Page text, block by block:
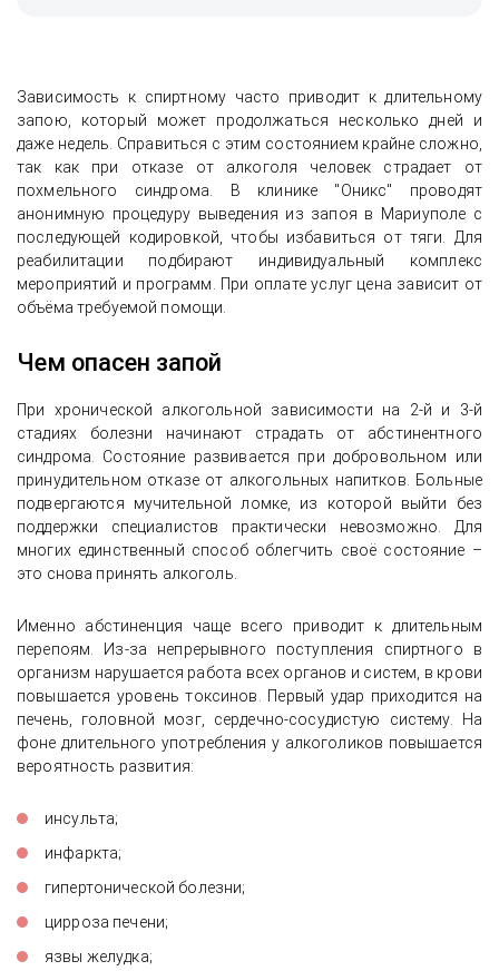
Зависимость к спиртному часто приводит к длительному
запою, который может продолжаться несколько дней и
даже недель. Справиться с этим состоянием крайне сложно,
так как при отказе от алкоголя человек страдает от
похмельного синдрома. В клинике "Оникс" проводят
анонимную процедуру выведения из запоя в Мариуполе с
последующей кодировкой, чтобы избавиться от тяги. Для
реабилитации подбирают индивидуальный комплекс
мероприятий и программ. При оплате услуг цена зависит от
объёма требуемой помощи.
Чем опасен запой
При хронической алкогольной зависимости на 2-й и 3-й
стадиях болезни начинают страдать от абстинентного
синдрома. Состояние развивается при добровольном или
принудительном отказе от алкогольных напитков. Больные
подвергаются мучительной ломке, из которой выйти без
поддержки специалистов практически невозможно. Для
многих единственный способ облегчить своё состояние –
это снова принять алкоголь.
Именно абстиненция чаще всего приводит к длительным
перепоям. Из-за непрерывного поступления спиртного в
организм нарушается работа всех органов и систем, в крови
повышается уровень токсинов. Первый удар приходится на
печень, головной мозг, сердечно-сосудистую систему. На
фоне длительного употребления у алкоголиков повышается
вероятность развития:
инсульта;
инфаркта;
гипертонической болезни;
цирроза печени;
язвы желудка;